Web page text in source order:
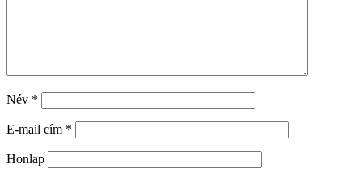
Név *
E-mail cím *
Honlap